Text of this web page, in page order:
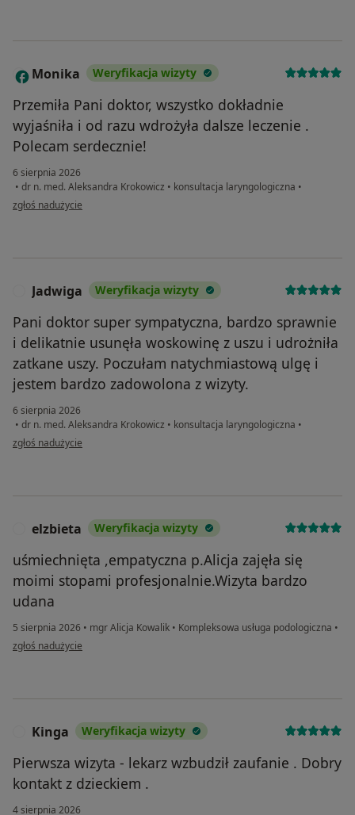
M Monika Weryfikacja wizyty
Przemiła Pani doktor, wszystko dokładnie
wyjaśniła i od razu wdrożyła dalsze leczenie .
Polecam serdecznie!
6 sierpnia 2026
• dr n. med. Aleksandra Krokowicz • konsultacja laryngologiczna •
w opinii użytkownika Monika
zgłoś nadużycie
Jadwiga Weryfikacja wizyty
Pani doktor super sympatyczna, bardzo sprawnie
i delikatnie usunęła woskowinę z uszu i udrożniła
zatkane uszy. Poczułam natychmiastową ulgę i
jestem bardzo zadowolona z wizyty.
6 sierpnia 2026
• dr n. med. Aleksandra Krokowicz • konsultacja laryngologiczna •
w opinii użytkownika Jadwiga
zgłoś nadużycie
elzbieta Weryfikacja wizyty
uśmiechnięta ,empatyczna p.Alicja zajęła się
moimi stopami profesjonalnie.Wizyta bardzo
udana
5 sierpnia 2026 • mgr Alicja Kowalik • Kompleksowa usługa podologiczna •
w opinii użytkownika elzbieta
zgłoś nadużycie
Kinga Weryfikacja wizyty
Pierwsza wizyta - lekarz wzbudził zaufanie . Dobry
kontakt z dzieckiem .
4 sierpnia 2026